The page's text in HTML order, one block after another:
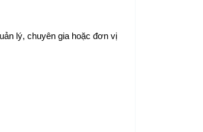
lý, chuyên gia hoặc đơn vị